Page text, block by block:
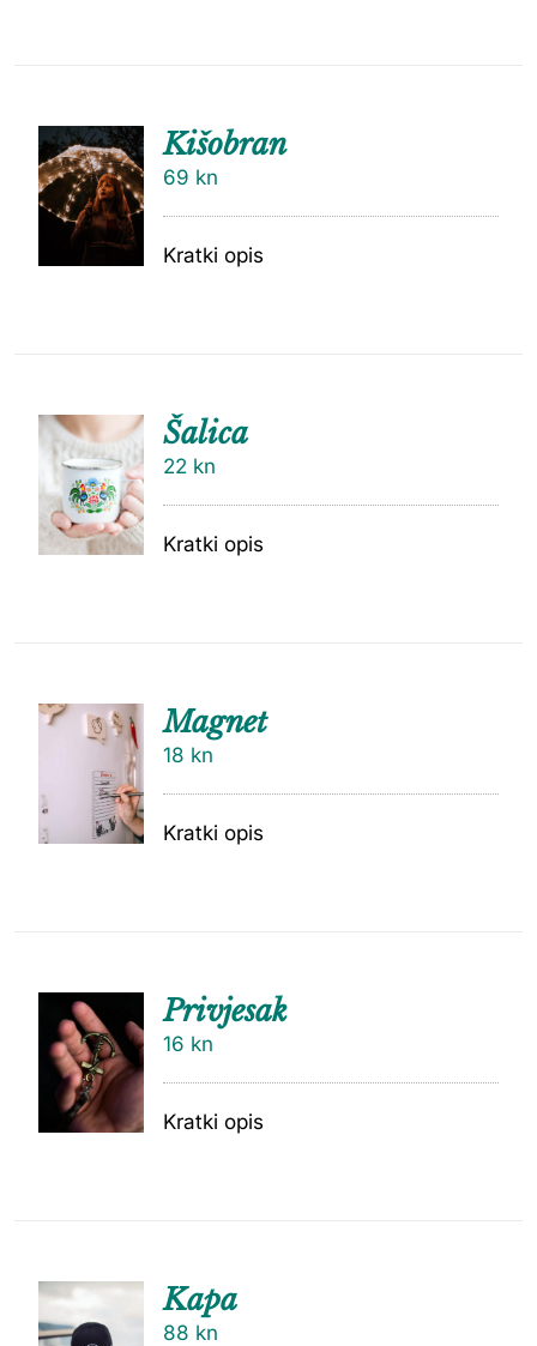
DODAJ
U
KOŠARI
Kišobran
69 kn
Kratki opis
DODAJ
U
KOŠARI
CU
Šalica
22 kn
Kratki opis
DODAJ
Magnet
18 kn
Kratki opis
DODAJ
U
KOŠARI
CU
Privjesak
16 kn
Kratki opis
Kapa
88 kn